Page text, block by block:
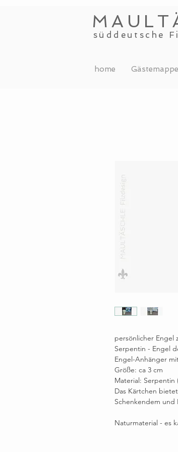
süddeutsche
home
persönlicher Engel
Serpentin - Engel
Engel-Anhänger
Größe: ca 3 cm
Material: Serpentin
Das Kärtchen
Schenkendem und
Naturmaterial - es